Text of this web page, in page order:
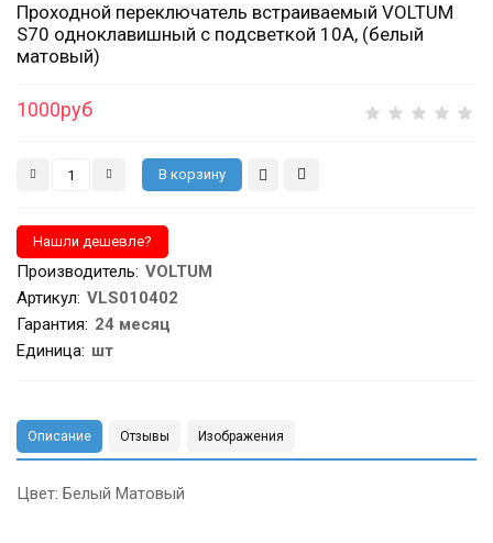
Проходной переключатель встраиваемый VOLTUM
S70 одноклавишный с подсветкой 10А, (белый
матовый)
1000руб
Производитель: VOLTUM
Артикул: VLS010402
Гарантия: 24 месяц
Единица: шт
Описание Отзывы Изображения
Цвет: Белый Матовый